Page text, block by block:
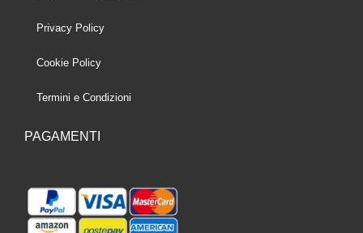
Privacy Policy
Cookie Policy
Termini e Condizioni
PAGAMENTI